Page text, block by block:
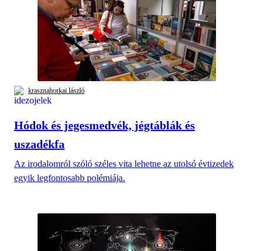
krasznahorkai lászló
Hódok és jegesmedvék, jégtáblák és
uszadékfa
Az irodalomról szóló széles vita lehetne az utolsó évtizedek
egyik legfontosabb polémiája.